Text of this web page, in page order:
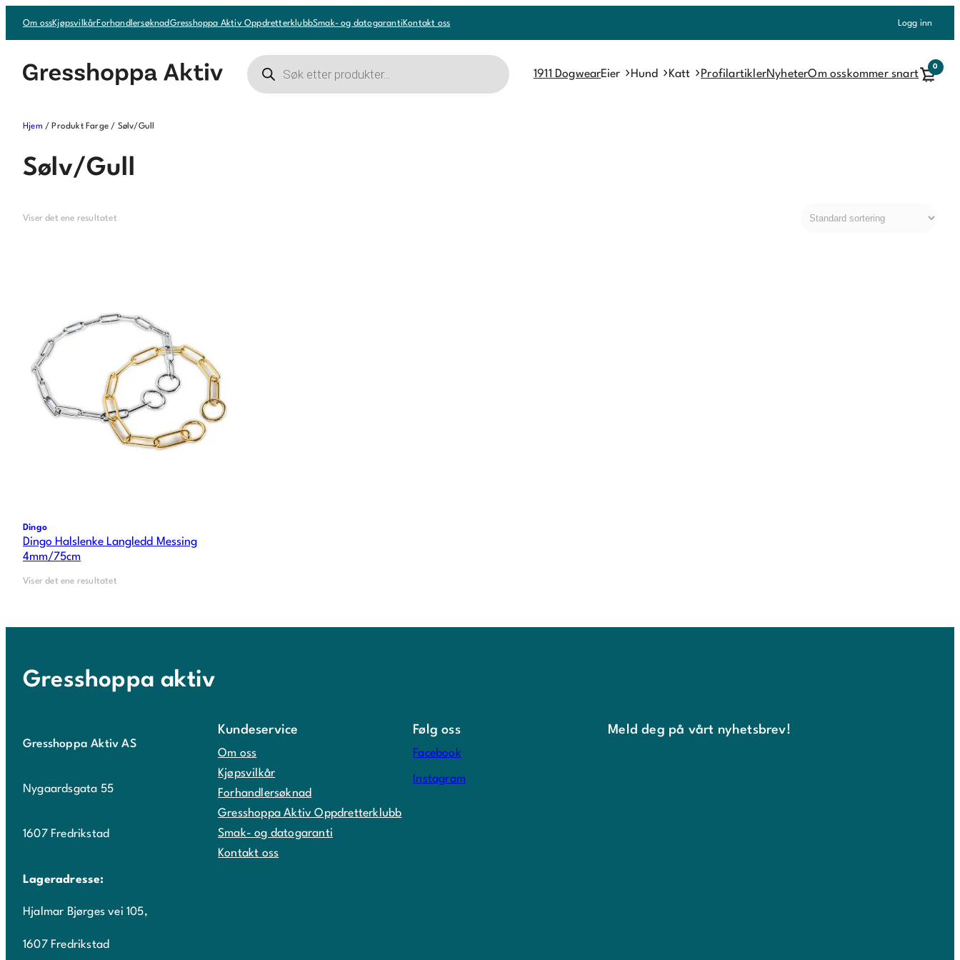
Om ossKjøpsvilkårForhandlersøknadGresshoppa Aktiv OppdretterklubbSmak- og datogarantiKontakt oss Logg inn
Products
search
1911 DogwearEier Hund Katt ProfilartiklerNyheterOm osskommer snart
0
Hjem / Produkt Farge / Sølv/Gull
Sølv/Gull
Viser det ene resultatet
Dingo
Dingo Halslenke Langledd Messing
4mm/75cm
Viser det ene resultatet
Gresshoppa aktiv
Gresshoppa Aktiv AS
Nygaardsgata 55
1607 Fredrikstad
Lageradresse:
Hjalmar Bjørges vei 105,
1607 Fredrikstad
Kundeservice
Om oss
Kjøpsvilkår
Forhandlersøknad
Gresshoppa Aktiv Oppdretterklubb
Smak- og datogaranti
Kontakt oss
Følg oss
Facebook
Instagram
Meld deg på vårt nyhetsbrev!